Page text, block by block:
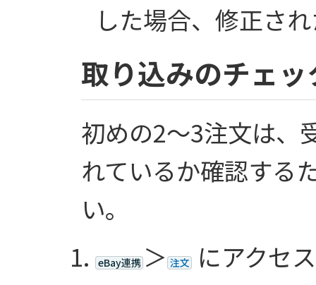
した場合、修正さ
取り込みのチェ
初めの2～3注文は、
れているか確認する
い。
eBay連携 ＞ 注文
にアクセ